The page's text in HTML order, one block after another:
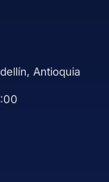
Antioquia